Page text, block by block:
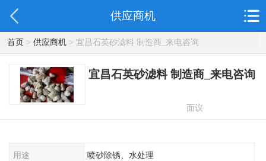
供应商机
首页> 供应商机> 宜昌石英砂滤料 制造商_来电咨询
宜昌石英砂滤料 制造商_来电咨询
面议
用途 喷砂除锈、水处理